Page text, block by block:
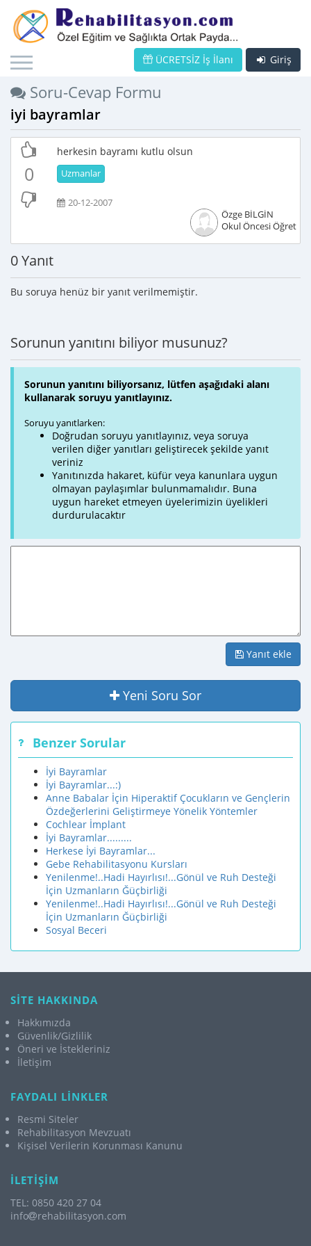
Giriş
ÜCRETSİZ İş İlanı
Soru-Cevap Formu
iyi bayramlar
0
herkesin bayramı kutlu olsun
Uzmanlar
20-12-2007
Özge BİLGİN
Okul Öncesi
0 Yanıt
Bu soruya henüz bir yanıt verilmemiştir.
Sorunun yanıtını biliyor musunuz?
Sorunun yanıtını biliyorsanız, lütfen aşağıdaki alanı
kullanarak soruyu yanıtlayınız.
Soruyu yanıtlarken:
Doğrudan soruyu yanıtlayınız, veya soruya
verilen diğer yanıtları geliştirecek şekilde yanıt
veriniz
Yanıtınızda hakaret, küfür veya kanunlara uygun
olmayan paylaşımlar bulunmamalıdır. Buna
uygun hareket etmeyen üyelerimizin üyelikleri
durdurulacaktır
Yanıt ekle
Yeni Soru Sor
Benzer Sorular
İyi Bayramlar
İyi Bayramlar...:)
Anne Babalar İçin Hiperaktif Çocukların ve Gençlerin
Özdeğerlerini Geliştirmeye Yönelik Yöntemler
Cochlear İmplant
İyi Bayramlar.........
Herkese İyi Bayramlar...
Gebe Rehabilitasyonu Kursları
Yenilenme!..Hadi Hayırlısı!...Gönül ve Ruh Desteği
İçin Uzmanların Ğüçbirliği
Yenilenme!..Hadi Hayırlısı!...Gönül ve Ruh Desteği
İçin Uzmanların Ğüçbirliği
Sosyal Beceri
SİTE HAKKINDA
Hakkımızda
Güvenlik/Gizlilik
Öneri ve İstekleriniz
İletişim
FAYDALI LİNKLER
Resmi Siteler
Rehabilitasyon Mevzuatı
Kişisel Verilerin Korunması Kanunu
İLETİŞİM
TEL: 0850 420 27 04
info
rehabilitasyon.com